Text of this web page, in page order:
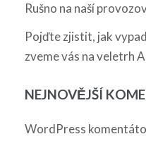
Rušno na naší
Pojďte zjistit, jak
zveme vás na veletrh
NEJNOVĚJŠÍ
WordPress